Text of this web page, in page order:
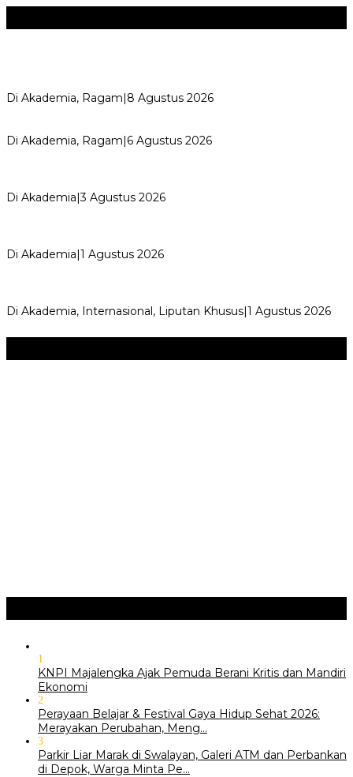
Di Akademia, Ragam|8 Agustus 2026
Di Akademia, Ragam|6 Agustus 2026
Di Akademia|3 Agustus 2026
Di Akademia|1 Agustus 2026
Di Akademia, Internasional, Liputan Khusus|1 Agustus 2026
1
KNPI Majalengka Ajak Pemuda Berani Kritis dan Mandiri
Ekonomi
2
Perayaan Belajar & Festival Gaya Hidup Sehat 2026:
Merayakan Perubahan, Meng…
3
Parkir Liar Marak di Swalayan, Galeri ATM dan Perbankan
di Depok, Warga Minta Pe…